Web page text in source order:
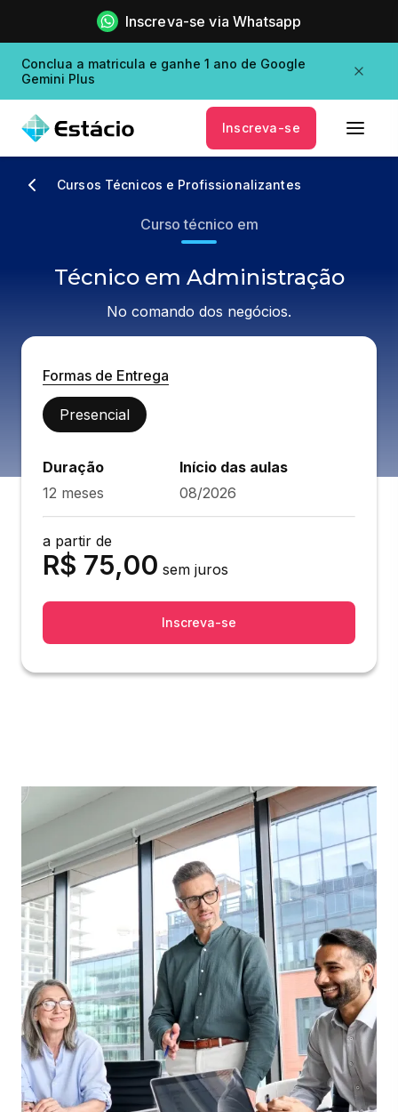
Inscreva-se via Whatsapp
Conclua a matricula e ganhe 1 ano de Google
Gemini Plus
Inscreva-se
Cursos Técnicos e Profissionalizantes
Curso técnico em
Técnico em Administração
No comando dos negócios.
Formas de Entrega
Presencial
Duração
12 meses
Início das aulas
08/2026
a partir de
R$ 75,00 sem juros
Inscreva-se